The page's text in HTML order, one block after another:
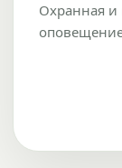
Охранная и